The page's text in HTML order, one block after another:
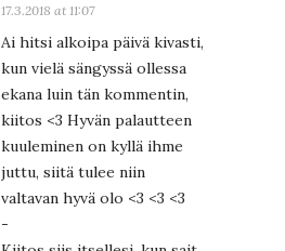
17.3.2018 at 11:07
Ai hitsi alkoipa päivä kivasti,
kun vielä sängyssä ollessa
ekana luin tän kommentin,
kiitos <3 Hyvän palautteen
kuuleminen on kyllä ihme
juttu, siitä tulee niin
valtavan hyvä olo <3 <3 <3
-